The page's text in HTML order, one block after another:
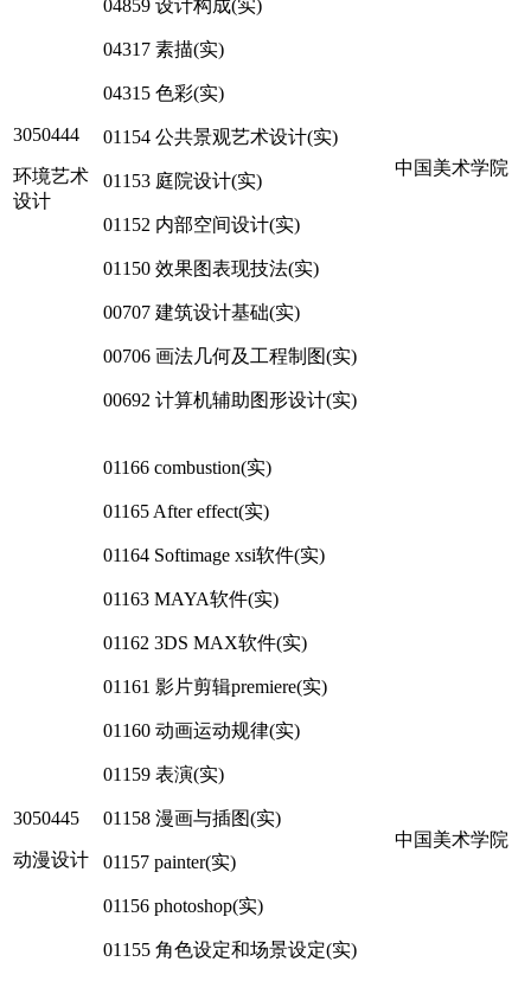
3050444
环境艺术
设计
04859 设计构成(实)
04317 素描(实)
04315 色彩(实)
01154 公共景观艺术设计(实)
01153 庭院设计(实)
01152 内部空间设计(实)
01150 效果图表现技法(实)
00707 建筑设计基础(实)
00706 画法几何及工程制图(实)
00692 计算机辅助图形设计(实)
中国美术学院
3050445
动漫设计
01166 combustion(实)
01165 After effect(实)
01164 Softimage xsi软件(实)
01163 MAYA软件(实)
01162 3DS MAX软件(实)
01161 影片剪辑premiere(实)
01160 动画运动规律(实)
01159 表演(实)
01158 漫画与插图(实)
01157 painter(实)
01156 photoshop(实)
01155 角色设定和场景设定(实)
中国美术学院